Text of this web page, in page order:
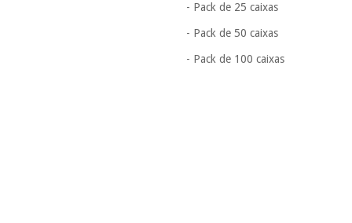
- Pack de 25 caixas
- Pack de 50 caixas
- Pack de 100 caixas